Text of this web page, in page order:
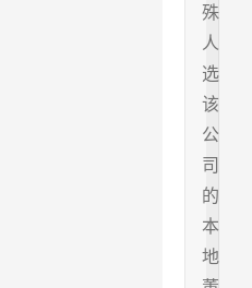
殊
人
选
该
公
司
的
本
地